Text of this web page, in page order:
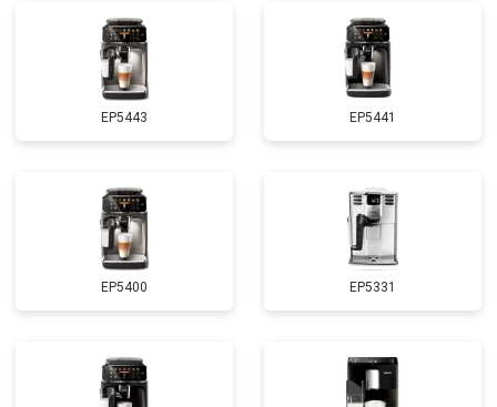
EP5443 EP5441
EP5400 EP5331